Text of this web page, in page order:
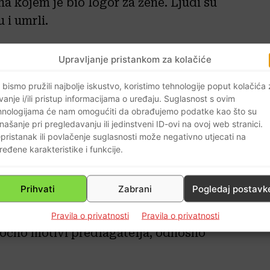
Upravljanje pristankom za kolačiće
bismo pružili najbolje iskustvo, koristimo tehnologije poput kolačića
i/ili pristup informacijama o uređaju. Suglasnost s ovim
će nam omogućiti da obrađujemo podatke kao što su
pri pregledavanju ili jedinstveni ID-ovi na ovoj web stranici.
ili povlačenje suglasnosti može negativno utjecati na
karakteristike i funkcije.
Prihvati Zabrani Pogledaj
Pravila o privatnosti Pravila o privatnosti
i umrli.
Jakovina, koji inače nema ništa
smatra da je Planinc
osobe iz partizanskog pokreta koje
već imale pa bi im je trebalo vratiti.
i Prolaz sestara Baković.
nije najbolja opcija”, kaže
On misli da pravo pitanje nije ono o
njega ona “najopskurnija figura
motivi predlagatelja, odnosno